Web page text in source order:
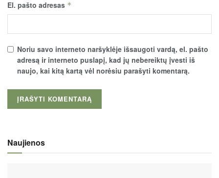
El. pašto adresas *
Noriu savo interneto naršyklėje išsaugoti vardą, el. pašto
adresą ir interneto puslapį, kad jų nebereiktų įvesti iš
naujo, kai kitą kartą vėl norėsiu parašyti komentarą.
Naujienos